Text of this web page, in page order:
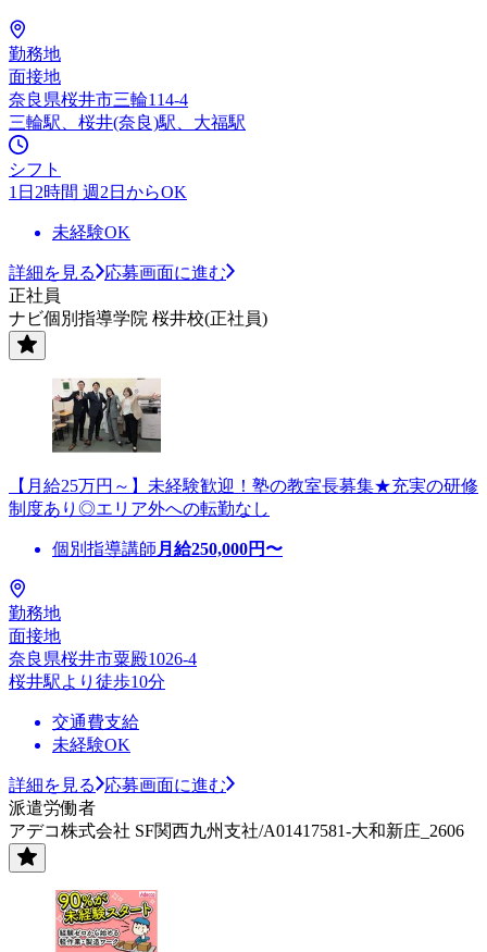
勤務地
面接地
奈良県桜井市三輪114-4
三輪駅、桜井(奈良)駅、大福駅
シフト
1日2時間 週2日からOK
未経験OK
詳細を見る
応募画面に進む
正社員
ナビ個別指導学院 桜井校(正社員)
【月給25万円～】未経験歓迎！塾の教室長募集★充実の研修
制度あり◎エリア外への転勤なし
個別指導講師 月給250,000円〜
勤務地
面接地
奈良県桜井市粟殿1026-4
桜井駅より徒歩10分
交通費支給
未経験OK
詳細を見る
応募画面に進む
派遣労働者
アデコ株式会社 SF関西九州支社/A01417581-大和新庄_2606